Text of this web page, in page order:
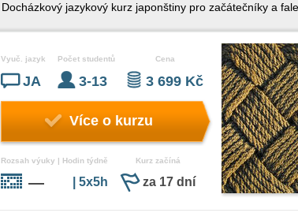
Docházkový jazykový kurz japonštiny pro začátečníky a
Vyuč. jazyk
JA
Počet studentů
3-13
Cena
3 699 Kč
Více o kurzu
Rozsah výuky | Hodin týdně
— | 5x5h
Kurz začíná
za 17 dní